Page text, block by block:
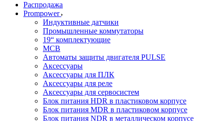
Распродажа
Prompower
Индуктивные датчики
Промышленные коммутаторы
19“ комплектующие
MCB
Автоматы защиты двигателя PULSE
Аксессуары
Аксессуары для ПЛК
Аксессуары для реле
Аксессуары для сервосистем
Блок питания HDR в пластиковом корпусе
Блок питания MDR в пластиковом корпусе
Блок питания NDR в металлическом корпусе